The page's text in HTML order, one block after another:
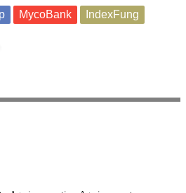
MycoBank IndexFung